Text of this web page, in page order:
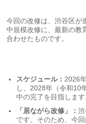
今回の改修は、渋谷区が
中規模改修に、最新の教
合わせたものです。
スケジュール： 2026
し、2028年（令和10
中の完了を目指します
「居ながら改修」：
です。そのため、今